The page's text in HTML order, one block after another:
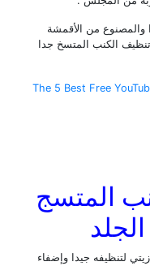
من الأقمشة
المتسخ جدا
The 5 Best
جيدا وإضفاء